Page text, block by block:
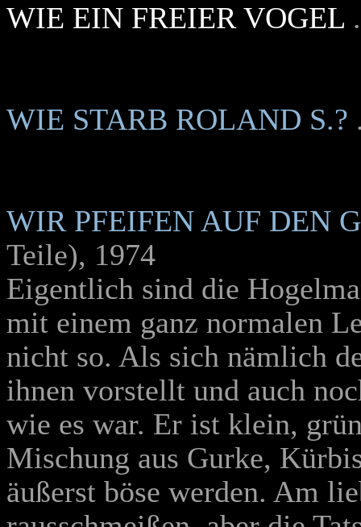
WIE EIN FREIER VOGEL
WIE STARB ROLAND S.?
WIR PFEIFEN AUF DEN
Teile), 1974
Eigentlich sind die
mit einem ganz normalen
nicht so. Als sich nämlich
ihnen vorstellt und auch
wie es war. Er ist klein,
Mischung aus Gurke,
äußerst böse werden. Am